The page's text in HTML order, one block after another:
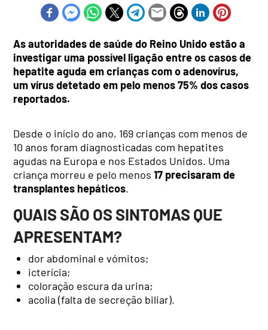
As autoridades de saúde do Reino Unido estão a
investigar uma possível ligação entre os casos de
hepatite aguda em crianças com o adenovírus,
um vírus detetado em pelo menos 75% dos casos
reportados.
Desde o início do ano, 169 crianças com menos de
10 anos foram diagnosticadas com hepatites
agudas na Europa e nos Estados Unidos. Uma
criança morreu e pelo menos17 precisaram de
transplantes hepáticos.
QUAIS SÃO OS SINTOMAS QUE
APRESENTAM?
dor abdominal e vómitos;
icterícia;
coloração escura da urina;
acolia (falta de secreção biliar).